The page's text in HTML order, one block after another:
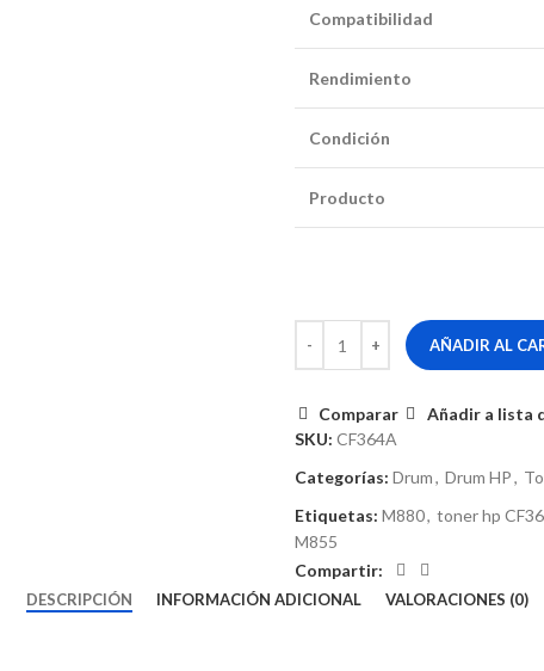
Compatibilidad
Rendimiento
Condición
Producto
AÑADIR AL
Comparar
Añadir a lista
SKU: CF364A
Categorías: Drum, Drum HP,
Etiquetas: M880, toner hp
M855
Compartir:
DESCRIPCIÓN INFORMACIÓN ADICIONAL VALORACIONES (0)